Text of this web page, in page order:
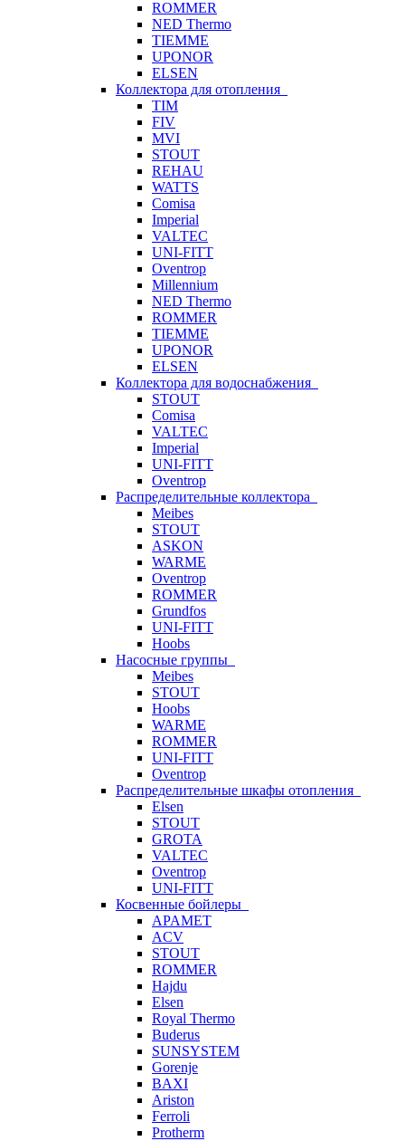
ROMMER
NED Thermo
TIEMME
UPONOR
ELSEN
Коллектора для отопления
TIM
FIV
MVI
STOUT
REHAU
WATTS
Comisa
Imperial
VALTEC
UNI-FITT
Oventrop
Millennium
NED Thermo
ROMMER
TIEMME
UPONOR
ELSEN
Коллектора для водоснабжения
STOUT
Comisa
VALTEC
Imperial
UNI-FITT
Oventrop
Распределительные коллектора
Meibes
STOUT
ASKON
WARME
Oventrop
ROMMER
Grundfos
UNI-FITT
Hoobs
Насосные группы
Meibes
STOUT
Hoobs
WARME
ROMMER
UNI-FITT
Oventrop
Распределительные шкафы отопления
Elsen
STOUT
GROTA
VALTEC
Oventrop
UNI-FITT
Косвенные бойлеры
APAMET
ACV
STOUT
ROMMER
Hajdu
Elsen
Royal Thermo
Buderus
SUNSYSTEM
Gorenje
BAXI
Ariston
Ferroli
Protherm